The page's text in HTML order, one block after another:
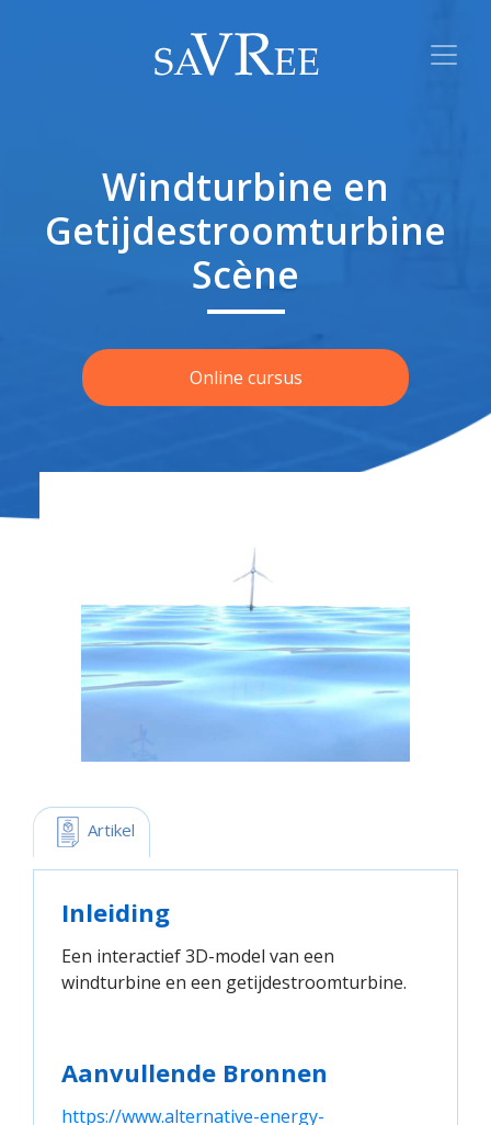
Windturbine en
Getijdestroomturbine
Scène
Online cursus
Artikel
Inleiding
Een interactief 3D-model van een
windturbine en een getijdestroomturbine.
Aanvullende Bronnen
https://www.alternative-energy-